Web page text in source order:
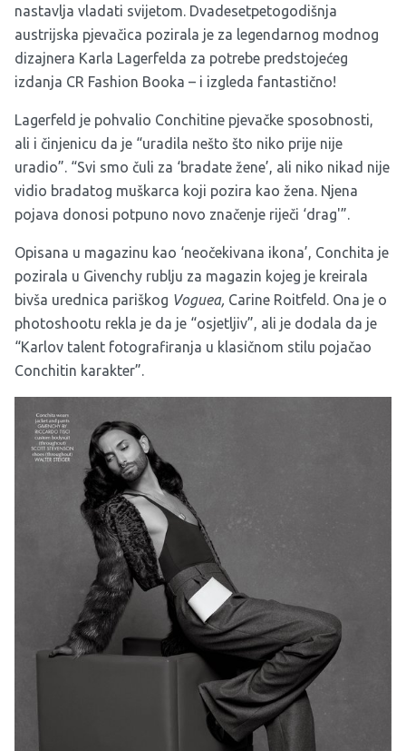
nastavlja vladati svijetom. Dvadesetpetogodišnja
austrijska pjevačica pozirala je za legendarnog modnog
dizajnera Karla Lagerfelda za potrebe predstojećeg
izdanja CR Fashion Booka – i izgleda fantastično!
Lagerfeld je pohvalio Conchitine pjevačke sposobnosti,
ali i činjenicu da je “uradila nešto što niko prije nije
uradio”. “Svi smo čuli za ‘bradate žene’, ali niko nikad nije
vidio bradatog muškarca koji pozira kao žena. Njena
pojava donosi potpuno novo značenje riječi ‘drag'”.
Opisana u magazinu kao ‘neočekivana ikona’, Conchita je
pozirala u Givenchy rublju za magazin kojeg je kreirala
bivša urednica pariškog Voguea, Carine Roitfeld. Ona je o
photoshootu rekla je da je “osjetljiv”, ali je dodala da je
“Karlov talent fotografiranja u klasičnom stilu pojačao
Conchitin karakter”.